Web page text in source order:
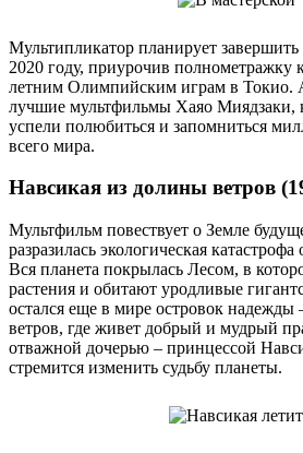
Мультипликатор планирует
2020 году, приурочив полнометражку
летним Олимпийским играм в
лучшие мультфильмы Хаяо Миядзаки,
успели полюбиться и запомниться
всего мира.
Навсикая из долины ветров
Мультфильм повествует о Земле
разразилась экологическая
Вся планета покрылась Лесом, в
растения и обитают уродливые
остался еще в мире островок
ветров, где живет добрый и мудрый
отважной дочерью – принцессой
стремится изменить судьбу планеты.